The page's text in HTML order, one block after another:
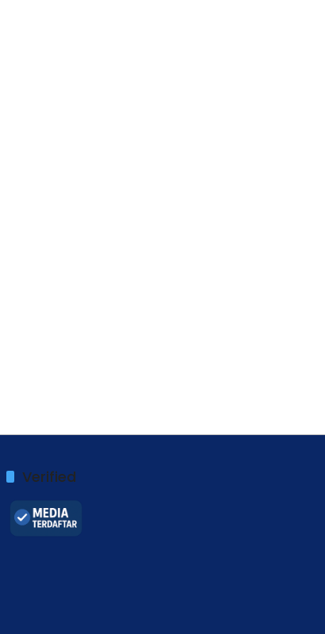
Verified